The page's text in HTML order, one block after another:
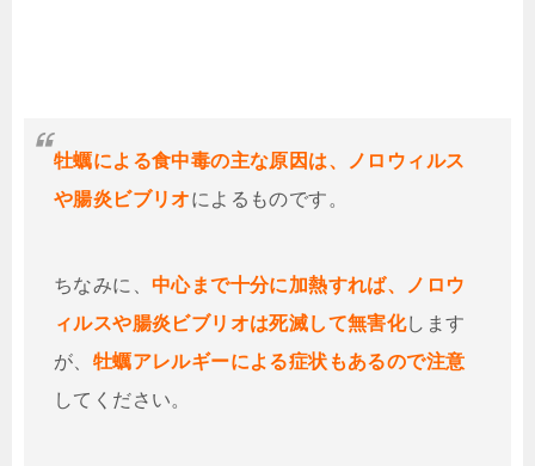
牡蠣による食中毒の主な原因は、ノロウィルス
や腸炎ビブリオによるものです。
ちなみに、 中心まで十分に加熱すれば、ノロウ
ィルスや腸炎ビブリオは死滅して無害化します
が、 牡蠣アレルギーによる症状もあるので注意
してください。